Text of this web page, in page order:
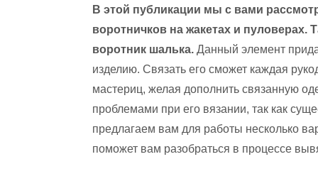
В этой публикации мы с вами
воротничков на жакетах и
воротник шалька. Данный элемент
изделию. Связать его сможет каждая
мастериц, желая дополнить связанную
проблемами при его вязании, так как
предлагаем вам для работы несколько
поможет вам разобраться в процессе